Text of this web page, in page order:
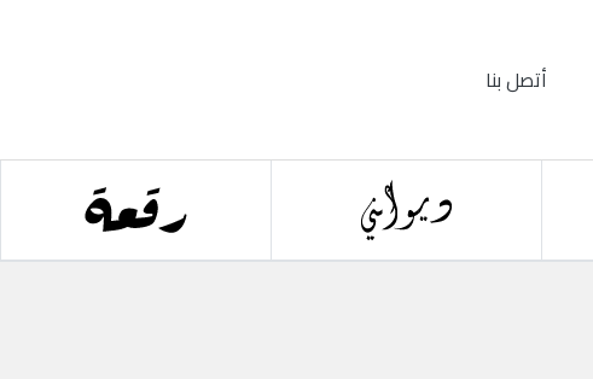
أتصل بنا